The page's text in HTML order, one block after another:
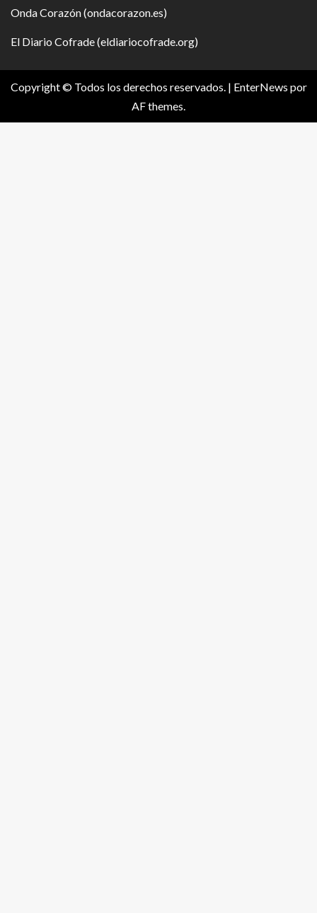
Onda Corazón (ondacorazon.es)
El Diario Cofrade (eldiariocofrade.org)
Copyright © Todos los derechos reservados. | EnterNews por
AF themes.